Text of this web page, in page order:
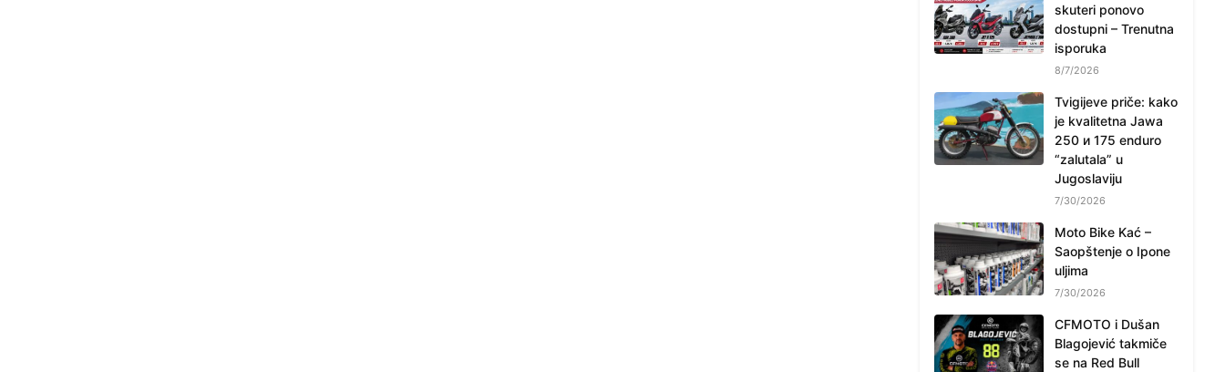
skuteri ponovo
dostupni – Trenutna
isporuka
8/7/2026
Tvigijeve priče: kako
je kvalitetna Jawa
250 и 175 enduro
“zalutala” u
Jugoslaviju
7/30/2026
Moto Bike Kać –
Saopštenje o Ipone
uljima
7/30/2026
CFMOTO i Dušan
Blagojević takmiče
se na Red Bull